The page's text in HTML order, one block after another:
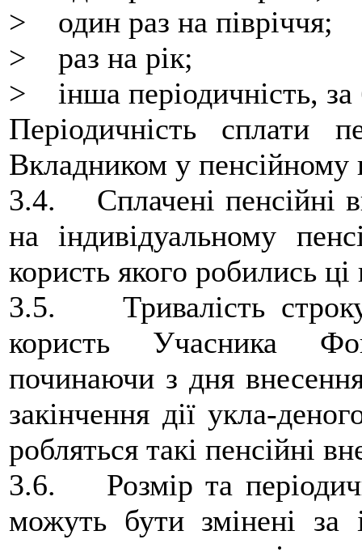
> один раз на півріччя;
> раз на рік;
> інша періодичність,
Періодичність сплати
Вкладником у пенсійному
3.4. Сплачені пенсійні
на індивідуальному
користь якого робились ці
3.5. Тривалість строку
користь Учасника
починаючи з дня
закінчення дії укла-
робляться такі пенсійні
3.6. Розмір та
можуть бути змінені за